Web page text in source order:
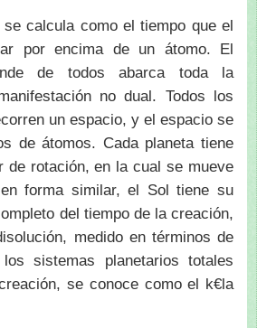
calcula como el tiempo que el
por encima de un átomo. El
de todos abarca toda la
no dual. Todos los
un espacio, y el espacio se
de átomos. Cada planeta tiene
de rotación, en la cual se mueve
forma similar, el Sol tiene su
del tiempo de la creación,
medido en términos de
sistemas planetarios totales
se conoce como el k€la